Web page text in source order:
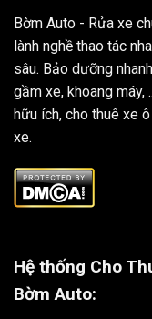
Bờm Auto - Rửa xe
lành nghề thao tác
sâu. Bảo dưỡng
gầm xe, khoang máy,
hữu ích, cho thuê xe
xe.
Hệ thống Cho
Bờm Auto: